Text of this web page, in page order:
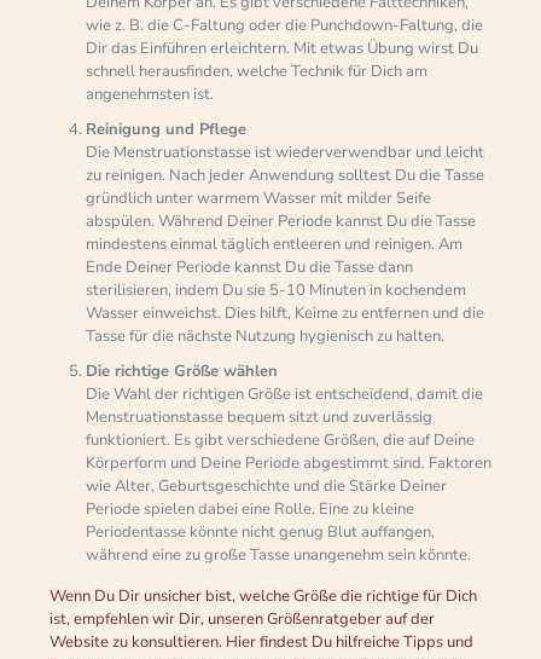
wie z. B. die C-Faltung oder die Punchdown-Faltung, die
Dir das Einführen erleichtern. Mit etwas Übung wirst Du
schnell herausfinden, welche Technik für Dich am
angenehmsten ist.
Reinigung und Pflege
Die Menstruationstasse ist wiederverwendbar und leicht
zu reinigen. Nach jeder Anwendung solltest Du die Tasse
gründlich unter warmem Wasser mit milder Seife
abspülen. Während Deiner Periode kannst Du die Tasse
mindestens einmal täglich entleeren und reinigen. Am
Ende Deiner Periode kannst Du die Tasse dann
sterilisieren, indem Du sie 5-10 Minuten in kochendem
Wasser einweichst. Dies hilft, Keime zu entfernen und die
Tasse für die nächste Nutzung hygienisch zu halten.
Die richtige Größe wählen
Die Wahl der richtigen Größe ist entscheidend, damit die
Menstruationstasse bequem sitzt und zuverlässig
funktioniert. Es gibt verschiedene Größen, die auf Deine
Körperform und Deine Periode abgestimmt sind. Faktoren
wie Alter, Geburtsgeschichte und die Stärke Deiner
Periode spielen dabei eine Rolle. Eine zu kleine
Periodentasse könnte nicht genug Blut auffangen,
während eine zu große Tasse unangenehm sein könnte.
Wenn Du Dir unsicher bist, welche Größe die richtige für Dich
ist, empfehlen wir Dir, unseren Größenratgeber auf der
Website zu konsultieren. Hier findest Du hilfreiche Tipps und